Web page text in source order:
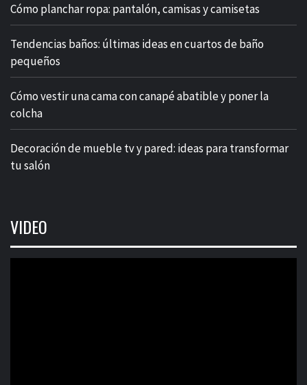
Cómo planchar ropa: pantalón, camisas y camisetas
Tendencias baños: últimas ideas en cuartos de baño
pequeños
Cómo vestir una cama con canapé abatible y poner la
colcha
Decoración de mueble tv y pared: ideas para transformar
tu salón
VIDEO